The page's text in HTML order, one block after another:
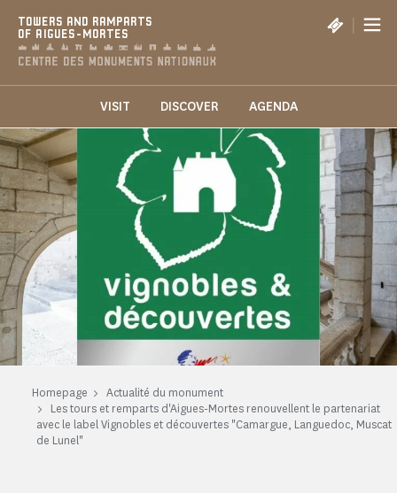
TOWERS AND RAMPARTS
OF AIGUES-MORTES
|
VISIT DISCOVER AGENDA
Homepage
Actualité du monument
Les tours et remparts d'Aigues-Mortes renouvellent le partenariat
avec le label Vignobles et découvertes "Camargue, Languedoc, Muscat
de Lunel"